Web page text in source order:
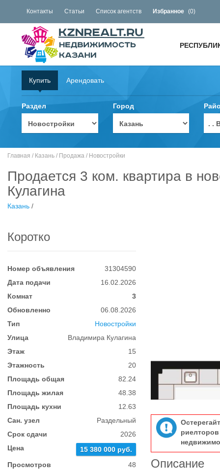
Контакты Статьи Список агентств Избранное (0)
Купить Арендовать
Раздел Город
. .
Главная / Казань / Продажа / Новостройки
Продается 3 ком. квартира в
Кулагина
Казань /
Коротко
Номер объявления
31304590
Дата подачи
16.02.2026
Комнат
3
Обновленно
06.08.2026
Тип
Новостройки
Улица
Владимира Кулагина
Этаж
15
Этажность
20
Площадь общая
82.24
Площадь жилая
48.38
Площадь кухни
12.63
Сан. узел
Раздельный
Срок сдачи
2026
Цена
15 380 000 руб.
Просмотров
48
Описание